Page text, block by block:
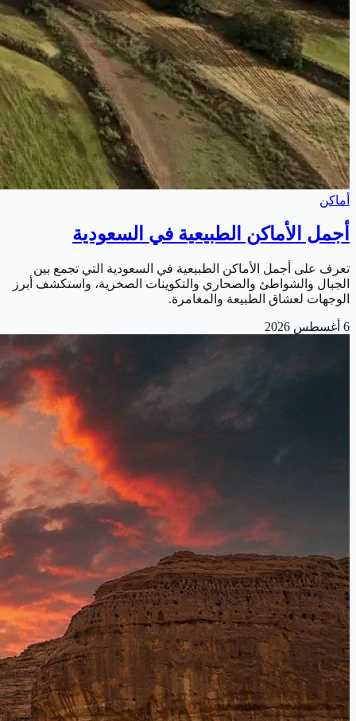
أماكن
أجمل الأماكن الطبيعية في السعودية
تعرف على أجمل الأماكن الطبيعية في السعودية التي تجمع بين
الجبال والشواطئ والصحاري والتكوينات الصخرية، واستكشف أبرز
الوجهات لعشاق الطبيعة والمغامرة.
6 أغسطس 2026